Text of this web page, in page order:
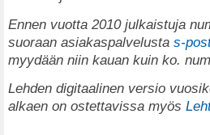
Ennen vuotta 2010 julkaistuja
suoraan asiakaspalvelusta s-
myydään niin kauan kuin ko.
Lehden digitaalinen versio
alkaen on ostettavissa myös